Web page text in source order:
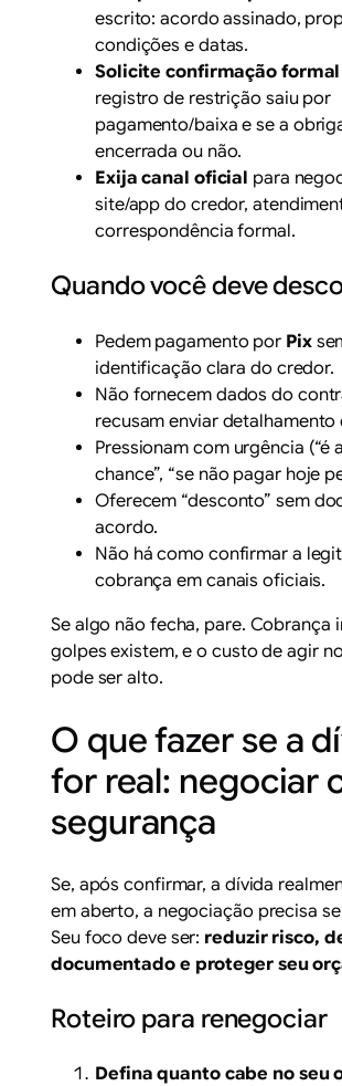
escrito: acordo assinado,
condições e datas.
Solicite confirmação formal
registro de restrição saiu por
pagamento/baixa e se a
encerrada ou não.
Exija canal oficial para
site/app do credor,
correspondência formal.
Quando você deve
Pedem pagamento por Pix
identificação clara do credor.
Não fornecem dados do
recusam enviar detalhamento
Pressionam com urgência (“é
chance”, “se não pagar hoje
Oferecem “desconto” sem
acordo.
Não há como confirmar a
cobrança em canais oficiais.
Se algo não fecha, pare. Cobrança
golpes existem, e o custo de agir
pode ser alto.
O que fazer se a
for real: negociar
segurança
Se, após confirmar, a dívida
em aberto, a negociação precisa
Seu foco deve ser: reduzir risco,
documentado e proteger seu
Roteiro para renegociar
Defina quanto cabe no seu